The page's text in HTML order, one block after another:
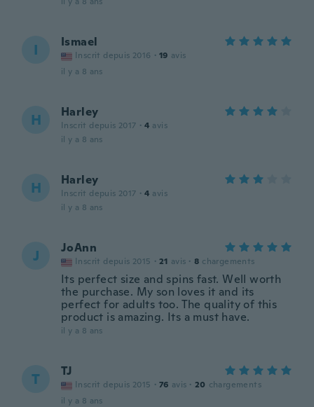
I Ismael
Inscrit depuis 2016 · 19 avis
il y a 8 ans
H Harley
Inscrit depuis 2017 · 4 avis
il y a 8 ans
H Harley
Inscrit depuis 2017 · 4 avis
il y a 8 ans
J JoAnn
Inscrit depuis 2015 · 21 avis · 8 chargements
Its perfect size and spins fast. Well worth
the purchase. My son loves it and its
perfect for adults too. The quality of this
product is amazing. Its a must have.
il y a 8 ans
T TJ
Inscrit depuis 2015 · 76 avis · 20 chargements
il y a 8 ans